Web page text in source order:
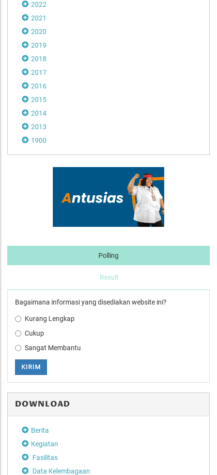
2022
2021
2020
2019
2018
2017
2016
2015
2014
2013
1900
Polling
Result
Bagaimana informasi yang disediakan website ini?
Kurang Lengkap
Cukup
Sangat Membantu
KIRIM
DOWNLOAD
Berita
Kegiatan
Fasilitas
Data Kelembagaan